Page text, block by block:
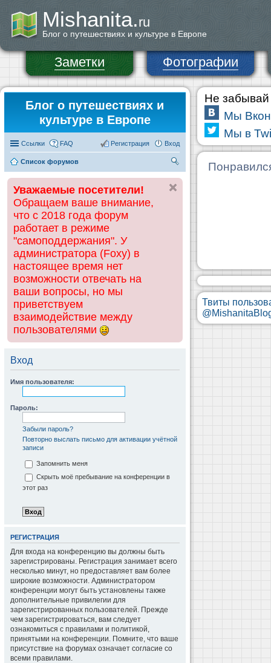
Mishanita.ru
Блог о путешествиях и культуре в Европе
Заметки Фотографии
Блог о путешествиях и
культуре в Европе
Ссылки FAQ Вход
Регистрация
Список форумов
ск
Уважаемые посетители!
Обращаем ваше внимание,
что с 2018 года форум
работает в режиме
"самоподдержания". У
администратора (Foxy) в
настоящее время нет
возможности отвечать на
ваши вопросы, но мы
приветствуем
взаимодействие между
пользователями
Вход
Имя пользователя:
Пароль:
Забыли пароль?
Повторно выслать письмо для активации учётной
записи
Запомнить меня
Скрыть моё пребывание на конференции в
этот раз
РЕГИСТРАЦИЯ
Для входа на конференцию вы должны быть
зарегистрированы. Регистрация занимает всего
несколько минут, но предоставляет вам более
широкие возможности. Администратором
конференции могут быть установлены также
дополнительные привилегии для
зарегистрированных пользователей. Прежде
чем зарегистрироваться, вам следует
ознакомиться с правилами и политикой,
принятыми на конференции. Помните, что ваше
присутствие на форумах означает согласие со
всеми правилами.
Не забывай
Мы
Мы в
Твиты